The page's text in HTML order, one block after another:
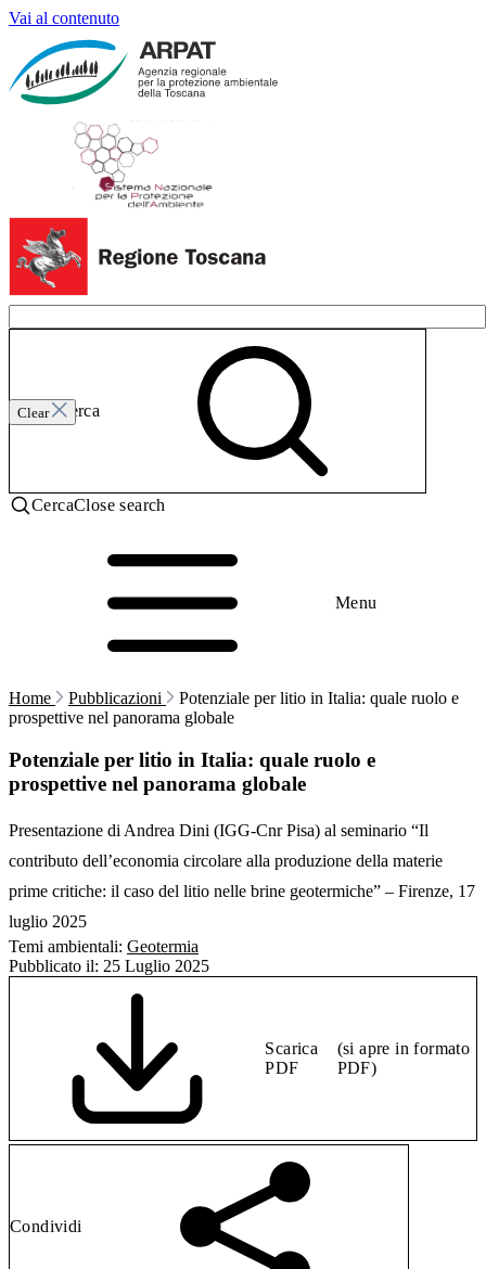
Vai al contenuto
Clear
Invia ricerca
CercaClose search
Menu
Home Pubblicazioni
Potenziale per litio in Italia: quale ruolo e
prospettive nel panorama globale
Potenziale per litio in Italia: quale ruolo e
prospettive nel panorama globale
Presentazione di Andrea Dini (IGG-Cnr Pisa) al seminario “Il
contributo dell’economia circolare alla produzione della materie
prime critiche: il caso del litio nelle brine geotermiche” – Firenze, 17
luglio 2025
Temi ambientali: Geotermia
Pubblicato il: 25 Luglio 2025
Scarica
PDF
(si apre in formato
PDF)
Condividi